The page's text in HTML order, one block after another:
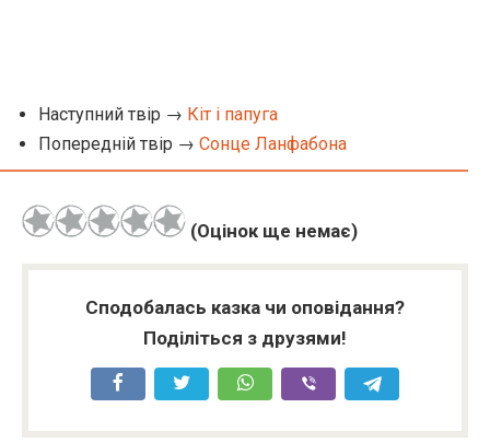
Наступний твір → Кіт і папуга
Попередній твір → Сонце Ланфабона
(Оцінок ще немає)
Сподобалась казка чи оповідання?
Поділіться з друзями!